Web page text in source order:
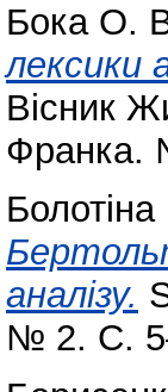
Бока О.
лексики
Вісник
Франка.
аналізу.
№ 2. С.